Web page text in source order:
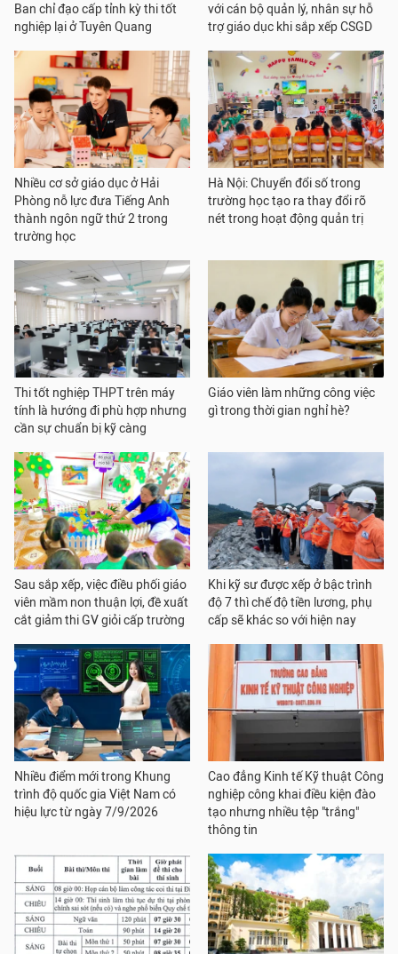
Ban chỉ đạo cấp tỉnh kỳ thi tốt
nghiệp lại ở Tuyên Quang
với cán bộ quản lý, nhân sự hỗ
trợ giáo dục khi sắp xếp CSGD
Nhiều cơ sở giáo dục ở Hải
Phòng nỗ lực đưa Tiếng Anh
thành ngôn ngữ thứ 2 trong
trường học
Hà Nội: Chuyển đổi số trong
trường học tạo ra thay đổi rõ
nét trong hoạt động quản trị
Thi tốt nghiệp THPT trên máy
tính là hướng đi phù hợp nhưng
cần sự chuẩn bị kỹ càng
Giáo viên làm những công việc
gì trong thời gian nghỉ hè?
Sau sắp xếp, việc điều phối giáo
viên mầm non thuận lợi, đề xuất
cắt giảm thi GV giỏi cấp trường
Khi kỹ sư được xếp ở bậc trình
độ 7 thì chế độ tiền lương, phụ
cấp sẽ khác so với hiện nay
Nhiều điểm mới trong Khung
trình độ quốc gia Việt Nam có
hiệu lực từ ngày 7/9/2026
Cao đẳng Kinh tế Kỹ thuật Công
nghiệp công khai điều kiện đào
tạo nhưng nhiều tệp "trắng"
thông tin